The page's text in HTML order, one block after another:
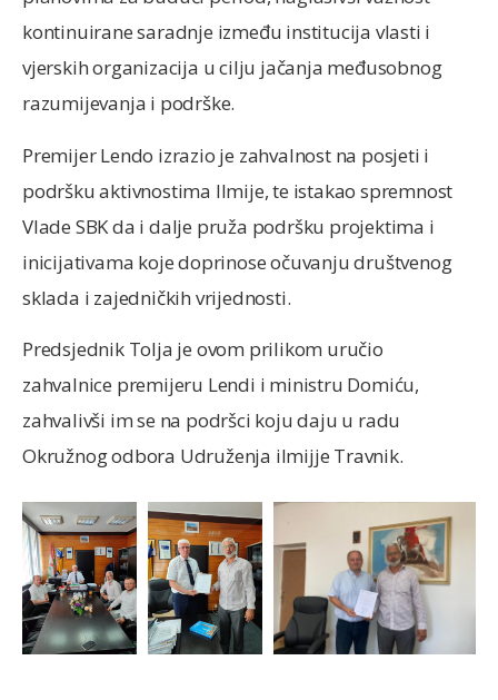
kontinuirane saradnje između institucija vlasti i
vjerskih organizacija u cilju jačanja međusobnog
razumijevanja i podrške.
Premijer Lendo izrazio je zahvalnost na posjeti i
podršku aktivnostima Ilmije, te istakao spremnost
Vlade SBK da i dalje pruža podršku projektima i
inicijativama koje doprinose očuvanju društvenog
sklada i zajedničkih vrijednosti.
Predsjednik Tolja je ovom prilikom uručio
zahvalnice premijeru Lendi i ministru Domiću,
zahvalivši im se na podršci koju daju u radu
Okružnog odbora Udruženja ilmijje Travnik.